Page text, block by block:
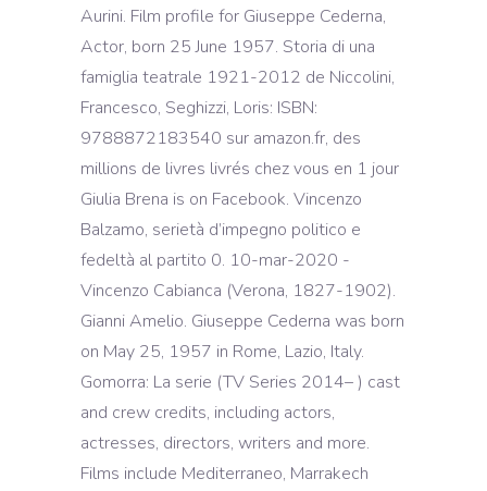
Aurini. Film profile for Giuseppe Cederna,
Actor, born 25 June 1957. Storia di una
famiglia teatrale 1921-2012 de Niccolini,
Francesco, Seghizzi, Loris: ISBN:
9788872183540 sur amazon.fr, des
millions de livres livrés chez vous en 1 jour
Giulia Brena is on Facebook. Vincenzo
Balzamo, serietà d’impegno politico e
fedeltà al partito 0. 10-mar-2020 -
Vincenzo Cabianca (Verona, 1827-1902).
Gianni Amelio. Giuseppe Cederna was born
on May 25, 1957 in Rome, Lazio, Italy.
Gomorra: La serie (TV Series 2014– ) cast
and crew credits, including actors,
actresses, directors, writers and more.
Films include Mediterraneo, Marrakech